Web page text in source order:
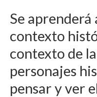
Se
contexto
contexto de
personajes
pensar y ver